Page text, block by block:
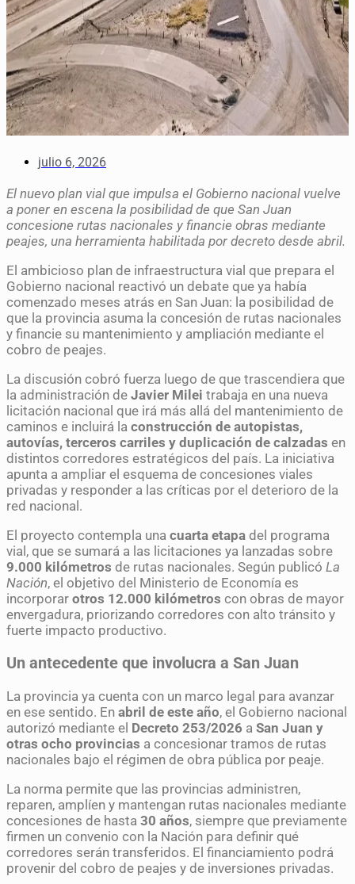
julio 6, 2026
El nuevo plan vial que impulsa el Gobierno nacional vuelve
a poner en escena la posibilidad de que San Juan
concesione rutas nacionales y financie obras mediante
peajes, una herramienta habilitada por decreto desde abril.
El ambicioso plan de infraestructura vial que prepara el
Gobierno nacional reactivó un debate que ya había
comenzado meses atrás en San Juan: la posibilidad de
que la provincia asuma la concesión de rutas nacionales
y financie su mantenimiento y ampliación mediante el
cobro de peajes.
La discusión cobró fuerza luego de que trascendiera que
la administración de Javier Milei trabaja en una nueva
licitación nacional que irá más allá del mantenimiento de
caminos e incluirá la construcción de autopistas,
autovías, terceros carriles y duplicación de calzadas en
distintos corredores estratégicos del país. La iniciativa
apunta a ampliar el esquema de concesiones viales
privadas y responder a las críticas por el deterioro de la
red nacional.
El proyecto contempla una cuarta etapa del programa
vial, que se sumará a las licitaciones ya lanzadas sobre
9.000 kilómetros de rutas nacionales. Según publicó La
Nación, el objetivo del Ministerio de Economía es
incorporar otros 12.000 kilómetros con obras de mayor
envergadura, priorizando corredores con alto tránsito y
fuerte impacto productivo.
Un antecedente que involucra a San Juan
La provincia ya cuenta con un marco legal para avanzar
en ese sentido. En abril de este año, el Gobierno nacional
autorizó mediante el Decreto 253/2026 a San Juan y
otras ocho provincias a concesionar tramos de rutas
nacionales bajo el régimen de obra pública por peaje.
La norma permite que las provincias administren,
reparen, amplíen y mantengan rutas nacionales mediante
concesiones de hasta 30 años, siempre que previamente
firmen un convenio con la Nación para definir qué
corredores serán transferidos. El financiamiento podrá
provenir del cobro de peajes y de inversiones privadas.